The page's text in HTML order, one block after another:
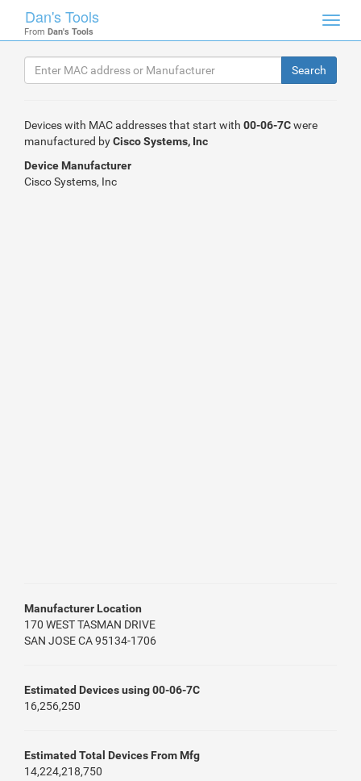
Dan's Tools
From Dan's Tools
Devices with MAC addresses that start with 00-06-7Cwere
manufactured byCisco Systems, Inc
Device Manufacturer
Cisco Systems, Inc
Manufacturer Location
170 WEST TASMAN DRIVE
SAN JOSE CA 95134-1706
Estimated Devices using 00-06-7C
16,256,250
Estimated Total Devices From Mfg
14,224,218,750